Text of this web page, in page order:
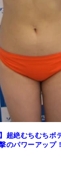
超絶むちむちボ
のパワーアップ